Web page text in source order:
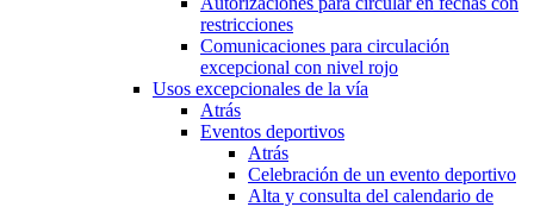
restricciones
Comunicaciones para circulación
excepcional con nivel rojo
Usos excepcionales de la vía
Atrás
Eventos deportivos
Atrás
Celebración de un evento deportivo
Alta y consulta del calendario de